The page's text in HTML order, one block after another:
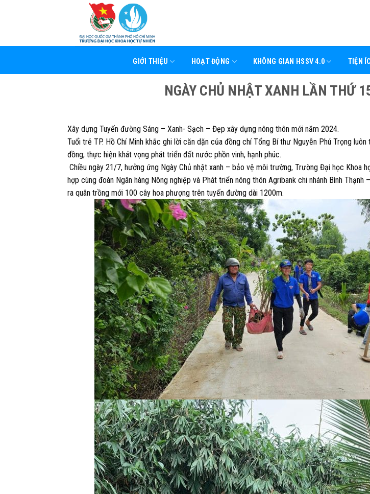
GIỚI THIỆU HOẠT ĐỘNG KHÔNG GIAN HSSV 4.0 TIỆN
NGÀY CHỦ NHẬT XANH LẦN THỨ
Xây dựng Tuyến đường Sáng – Xanh- Sạch – Đẹp xây dựng nông thôn mới năm 2024.
Tuổi trẻ TP. Hồ Chí Minh khắc ghi lời căn dặn của đồng chí Tổng Bí thư Nguyễn Phú Trọng
đồng; thực hiện khát vọng phát triển đất nước phồn vinh, hạnh phúc.
Chiều ngày 21/7, hưởng ứng Ngày Chủ nhật xanh – bảo vệ môi trường, Trường Đại học Khoa
hợp cùng đoàn Ngân hàng Nông nghiệp và Phát triển nông thôn Agribank chi nhánh Bình Thạnh
ra quân trồng mới 100 cây hoa phượng trên tuyến đường dài 1200m.